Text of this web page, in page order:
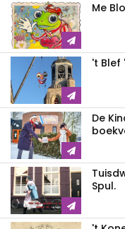
Me
't Blef
De
Spul.